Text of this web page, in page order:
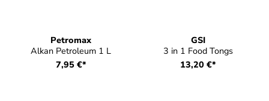
Petromax
Alkan Petroleum 1 L
7,95 €*
GSI
3 in 1 Food Tongs
13,20 €*